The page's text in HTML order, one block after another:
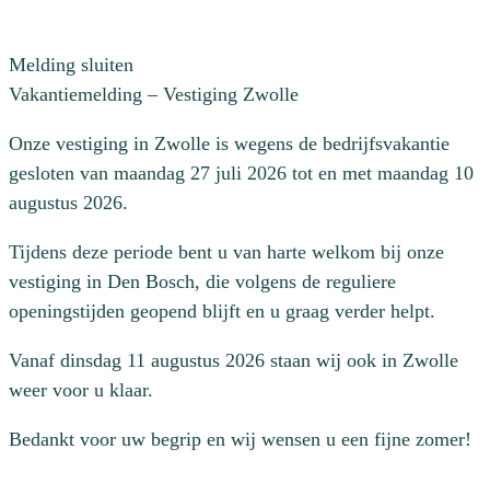
Melding sluiten
Vakantiemelding – Vestiging Zwolle
Onze vestiging in Zwolle is wegens de bedrijfsvakantie
gesloten van maandag 27 juli 2026 tot en met maandag 10
augustus 2026.
Tijdens deze periode bent u van harte welkom bij onze
vestiging in Den Bosch, die volgens de reguliere
openingstijden geopend blijft en u graag verder helpt.
Vanaf dinsdag 11 augustus 2026 staan wij ook in Zwolle
weer voor u klaar.
Bedankt voor uw begrip en wij wensen u een fijne zomer!